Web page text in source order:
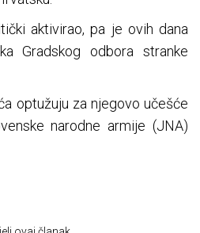
aktivirao, pa je ovih dana
Gradskog odbora stranke
optužuju za njegovo učešće
narodne armije (JNA)